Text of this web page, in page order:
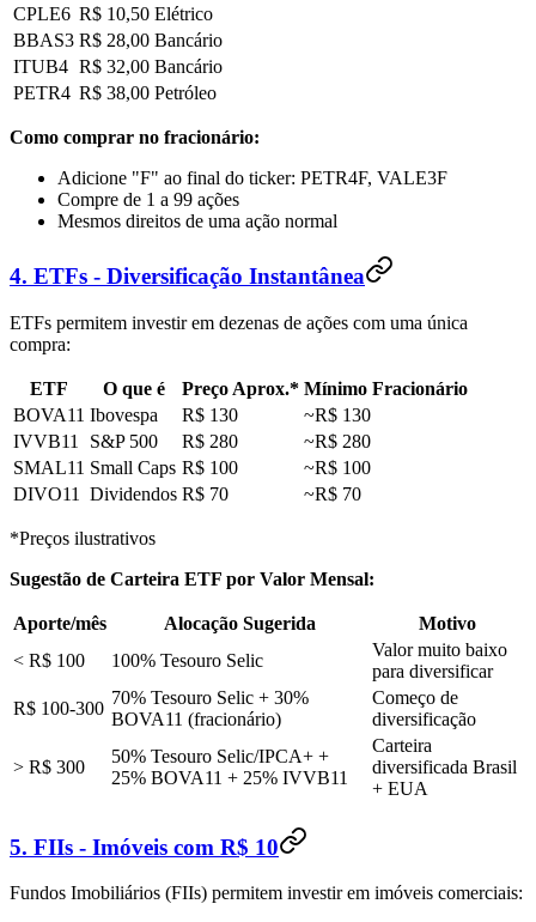
CPLE6 R$ 10,50 Elétrico
BBAS3 R$ 28,00 Bancário
ITUB4 R$ 32,00 Bancário
PETR4 R$ 38,00 Petróleo
Como comprar no fracionário:
Adicione "F" ao final do ticker: PETR4F, VALE3F
Compre de 1 a 99 ações
Mesmos direitos de uma ação normal
4. ETFs - Diversificação Instantânea
ETFs permitem investir em dezenas de ações com uma única
compra:
ETF O que é Preço Aprox.* Mínimo Fracionário
BOVA11 Ibovespa R$ 130
~R$ 130
IVVB11
S&P 500 R$ 280
~R$ 280
SMAL11 Small Caps R$ 100
~R$ 100
DIVO11
Dividendos R$ 70 ~R$ 70
*Preços ilustrativos
Sugestão de Carteira ETF por Valor Mensal:
Aporte/mês Alocação Sugerida
Motivo
< R$ 100
100% Tesouro Selic
Valor muito baixo
para diversificar
R$ 100-300
70% Tesouro Selic + 30%
BOVA11 (fracionário)
Começo de
diversificação
> R$ 300
50% Tesouro Selic/IPCA+ +
25% BOVA11 + 25% IVVB11
Carteira
diversificada Brasil
+ EUA
5. FIIs - Imóveis com R$ 10
Fundos Imobiliários (FIIs) permitem investir em imóveis comerciais: